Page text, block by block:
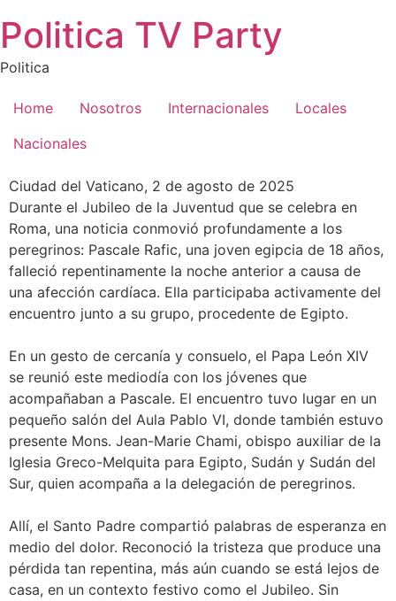
al
contenido
Politica TV Party
Politica
Home Nosotros Internacionales
Locales
Nacionales
Ciudad del Vaticano, 2 de agosto de 2025
Durante el Jubileo de la Juventud que se celebra en
Roma, una noticia conmovió profundamente a los
peregrinos: Pascale Rafic, una joven egipcia de 18 años,
falleció repentinamente la noche anterior a causa de
una afección cardíaca. Ella participaba activamente del
encuentro junto a su grupo, procedente de Egipto.
En un gesto de cercanía y consuelo, el Papa León XIV
se reunió este mediodía con los jóvenes que
acompañaban a Pascale. El encuentro tuvo lugar en un
pequeño salón del Aula Pablo VI, donde también estuvo
presente Mons. Jean-Marie Chami, obispo auxiliar de la
Iglesia Greco-Melquita para Egipto, Sudán y Sudán del
Sur, quien acompaña a la delegación de peregrinos.
Allí, el Santo Padre compartió palabras de esperanza en
medio del dolor. Reconoció la tristeza que produce una
pérdida tan repentina, más aún cuando se está lejos de
casa, en un contexto festivo como el Jubileo. Sin